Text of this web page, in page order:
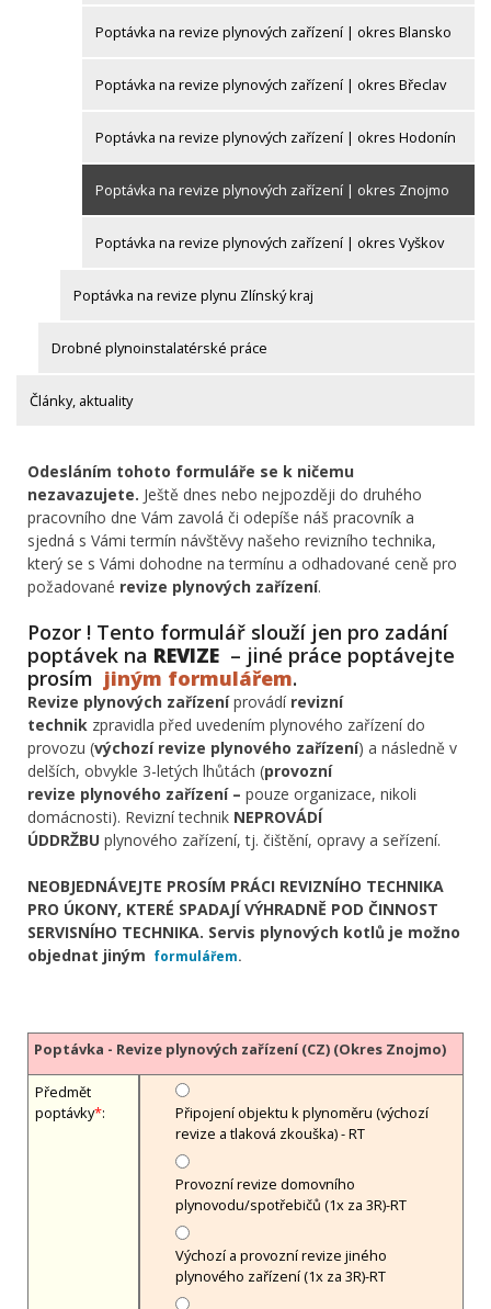
Poptávka na revize plynových zařízení | okres Blansko
Poptávka na revize plynových zařízení | okres Břeclav
Poptávka na revize plynových zařízení | okres Hodonín
Poptávka na revize plynových zařízení | okres Znojmo
Poptávka na revize plynových zařízení | okres Vyškov
Poptávka na revize plynu Zlínský kraj
Drobné plynoinstalatérské práce
Články, aktuality
Odesláním tohoto formuláře se k ničemu
nezavazujete. Ještě dnes nebo nejpozději do druhého
pracovního dne Vám zavolá či odepíše náš pracovník a
sjedná s Vámi termín návštěvy našeho revizního technika,
který se s Vámi dohodne na termínu a odhadované ceně pro
požadované revize plynových zařízení.
Pozor ! Tento formulář slouží jen pro zadání
poptávek na REVIZE – jiné práce poptávejte
prosím jiným formulářem.
Revize plynových zařízeníprovádí revizní
technik zpravidla před uvedením plynového zařízení do
provozu (výchozí revize plynového zařízení) a následně v
delších, obvykle 3-letých lhůtách (provozní
revize plynového zařízení – pouze organizace, nikoli
domácnosti). Revizní technik NEPROVÁDÍ
ÚDDRŽBU plynového zařízení, tj. čištění, opravy a seřízení.
NEOBJEDNÁVEJTE PROSÍM PRÁCI REVIZNÍHO TECHNIKA
PRO ÚKONY, KTERÉ SPADAJÍ VÝHRADNĚ POD ČINNOST
SERVISNÍHO TECHNIKA. Servis plynových kotlů je možno
objednat jiným formulářem.
Poptávka - Revize plynových zařízení (CZ) (Okres Znojmo)
Předmět
poptávky*:
Připojení objektu k plynoměru (výchozí
revize a tlaková zkouška) - RT
Provozní revize domovního
plynovodu/spotřebičů (1x za 3R)-RT
Výchozí a provozní revize jiného
plynového zařízení (1x za 3R)-RT